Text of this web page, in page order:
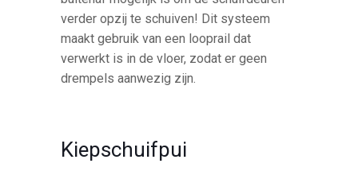
verder opzij te schuiven! Dit systeem
maakt gebruik van een looprail dat
verwerkt is in de vloer, zodat er geen
drempels aanwezig zijn.
Kiepschuifpui